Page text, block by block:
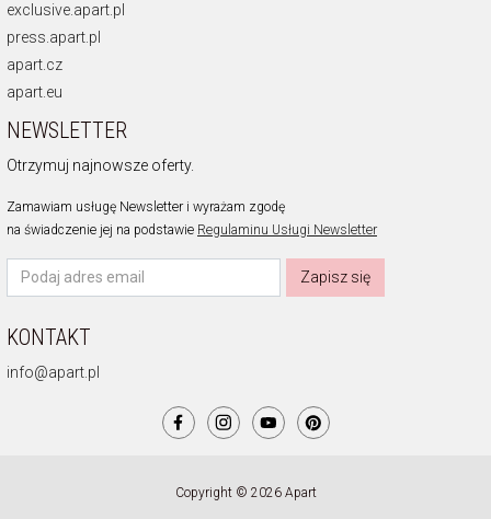
exclusive.apart.pl
press.apart.pl
apart.cz
apart.eu
NEWSLETTER
Otrzymuj najnowsze oferty.
Zamawiam usługę Newsletter i wyrażam zgodę
na świadczenie jej na podstawie Regulaminu Usługi Newsletter
Zapisz się
KONTAKT
info@apart.pl
Copyright © 2026 Apart